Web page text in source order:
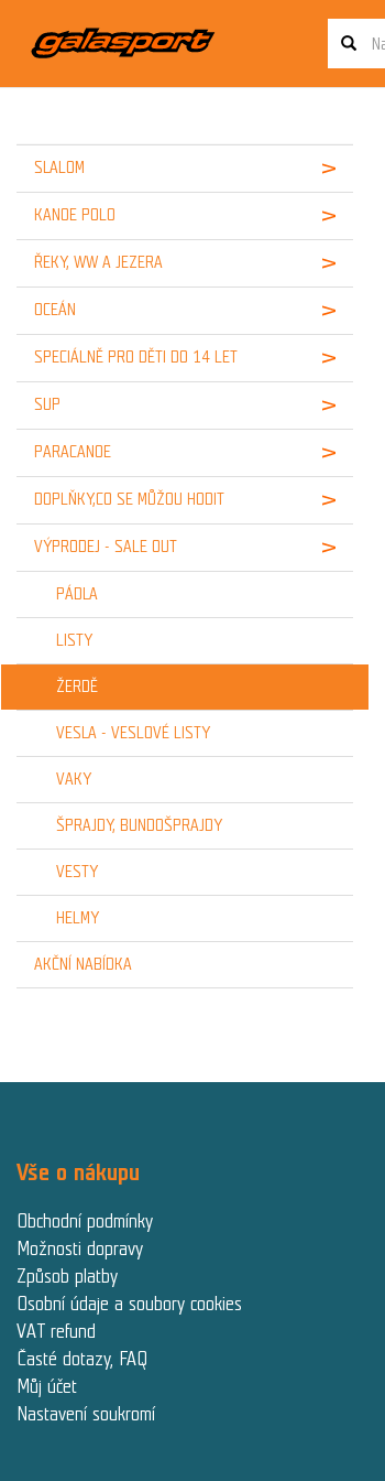
SLALOM
KANOE POLO
ŘEKY, WW A JEZERA
OCEÁN
SPECIÁLNĚ PRO DĚTI DO 14 LET
SUP
PARACANOE
DOPLŇKY,CO SE MŮŽOU HODIT
VÝPRODEJ - SALE OUT
PÁDLA
LISTY
ŽERDĚ
VESLA - VESLOVÉ LISTY
VAKY
ŠPRAJDY, BUNDOŠPRAJDY
VESTY
HELMY
AKČNÍ NABÍDKA
Vše o nákupu
Obchodní podmínky
Možnosti dopravy
Způsob platby
Osobní údaje a soubory cookies
VAT refund
Časté dotazy, FAQ
Můj účet
Nastavení soukromí